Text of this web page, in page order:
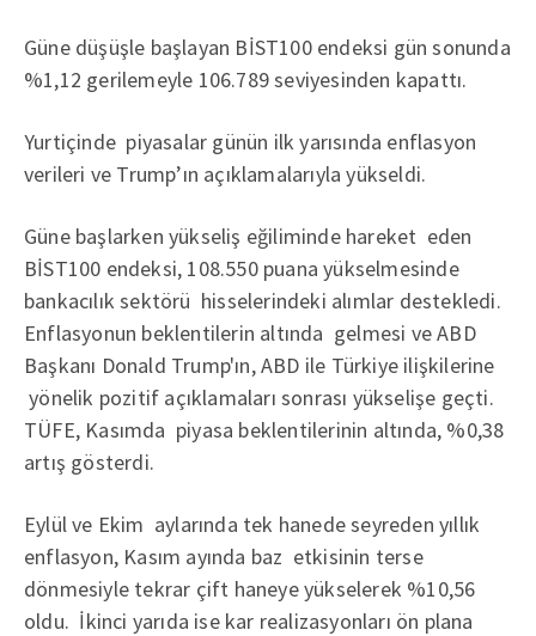
Güne düşüşle başlayan BİST100 endeksi gün sonunda
%1,12 gerilemeyle 106.789 seviyesinden kapattı.
Yurtiçinde piyasalar günün ilk yarısında enflasyon
verileri ve Trump’ın açıklamalarıyla yükseldi.
Güne başlarken yükseliş eğiliminde hareket eden
BİST100 endeksi, 108.550 puana yükselmesinde
bankacılık sektörü hisselerindeki alımlar destekledi.
Enflasyonun beklentilerin altında gelmesi ve ABD
Başkanı Donald Trump'ın, ABD ile Türkiye ilişkilerine
yönelik pozitif açıklamaları sonrası yükselişe geçti.
TÜFE, Kasımda piyasa beklentilerinin altında, %0,38
artış gösterdi.
Eylül ve Ekim aylarında tek hanede seyreden yıllık
enflasyon, Kasım ayında baz etkisinin terse
dönmesiyle tekrar çift haneye yükselerek %10,56
oldu. İkinci yarıda ise kar realizasyonları ön plana